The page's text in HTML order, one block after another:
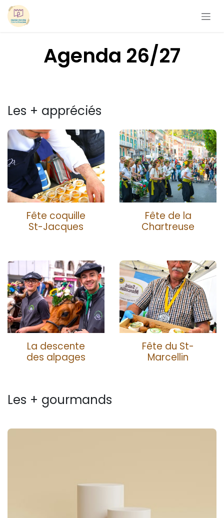
Se rendre au contenu
Agenda 26/27
Les + appréciés
Fête coquille
St-Jacques
Fête de la
Chartreuse
La descente
des alpages
Fête du St-
Marcellin
Les + gourmands